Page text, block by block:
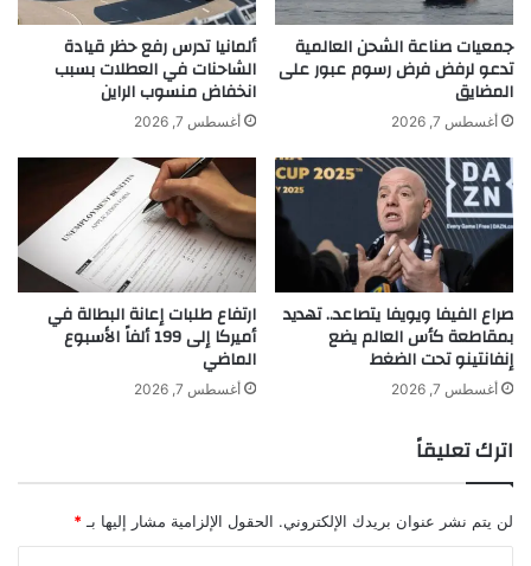
khabar3ajeldubai.com — سعد رمضان يسترخي على ألحان
خلص الوقت
ألحان خلص رمضان سعد
يسترخي
ف
ي
ا
ل
غ
ز
ي
ة
ه
ا
ل
ب
ا
ا
.
.
ا
ي
ك
م
ا
ل
ف
ا
ص
ي
ل
جمعيات صناعة الشحن العالمية
تدعو لرفض فرض رسوم عبور على
المضايق
أغسطس 7, 2026
ألمانيا تدرس رفع حظر قيادة
الشاحنات في العطلات بسبب
انخفاض منسوب الراين
أغسطس 7, 2026
صراع الفيفا ويويفا يتصاعد.. تهديد
بمقاطعة كأس العالم يضع
إنفانتينو تحت الضغط
أغسطس 7, 2026
ارتفاع طلبات إعانة البطالة في
أميركا إلى 199 ألفاً الأسبوع
الماضي
أغسطس 7, 2026
اترك تعليقاً
لن يتم نشر عنوان بريدك الإلكتروني. الحقول الإلزامية مشار إليها بـ *